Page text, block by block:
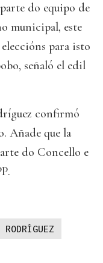
do equipo de
municipal, este
eleccións para isto
señaló el edil
confirmó
Añade que la
do Concello e